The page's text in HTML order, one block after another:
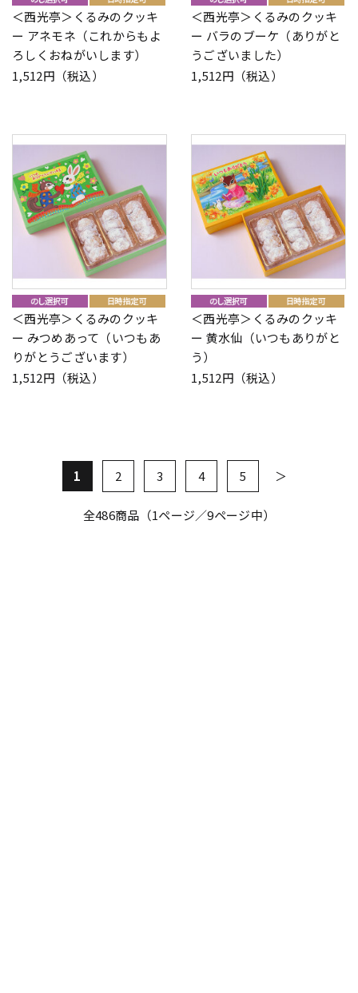
＜西光亭＞くるみのクッキ
ー アネモネ（これからもよ
ろしくおねがいします）
1,512円（税込）
＜西光亭＞くるみのクッキ
ー バラのブーケ（ありがと
うございました）
1,512円（税込）
＜西光亭＞くるみのクッキ
ー みつめあって（いつもあ
りがとうございます）
1,512円（税込）
＜西光亭＞くるみのクッキ
ー 黄水仙（いつもありがと
う）
1,512円（税込）
1 2 3 4 5
全486商品（1ページ／9ページ中）